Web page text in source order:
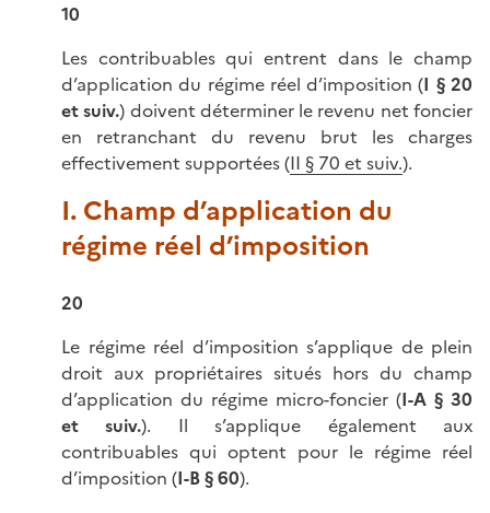
10
Les contribuables qui entrent dans le champ
d’application du régime réel d’imposition (I § 20
et suiv.) doivent déterminer le revenu net foncier
en retranchant du revenu brut les charges
effectivement supportées (II § 70 et suiv.).
I. Champ d’application du
régime réel d’imposition
20
Le régime réel d’imposition s’applique de plein
droit aux propriétaires situés hors du champ
d’application du régime micro-foncier (I-A § 30
et suiv.). Il s’applique également aux
contribuables qui optent pour le régime réel
d’imposition (I-B § 60).